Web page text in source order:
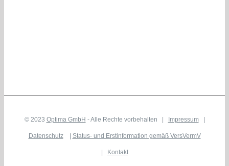
© 2023 Optima GmbH - Alle Rechte vorbehalten | Impressum|
Datenschutz| Status- und Erstinformation gemäß VersVermV
Kontakt